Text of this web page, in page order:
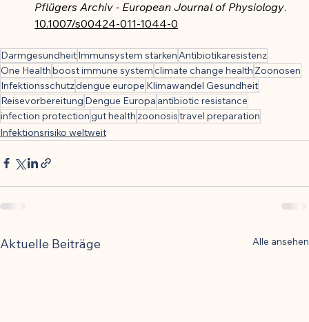
Pflügers Archiv - European Journal of Physiology.
10.1007/s00424-011-1044-0
DarmgesundheitImmunsystem stärken Antibiotikaresistenz
One Healthboost immune systemclimate change health Zoonosen
Infektionsschutzdengue europe Klimawandel Gesundheit
Reisevorbereitung Dengue Europa antibiotic resistance
infection protectiongut health zoonosistravel preparation
Infektionsrisiko weltweit
Aktuelle Beiträge Alle ansehen